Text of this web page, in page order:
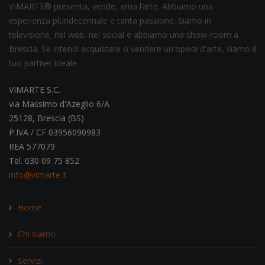
VIMARTE® presenta, vende, ama l’arte. Abbiamo una
esperienza pluridecennale e tanta passione. Siamo in
televisione, nel web, nei social e abbiamo una show-room a
Brescia. Se intendi acquistare o vendere un'opera d'arte, siamo il
tuo partner ideale.
VIMARTE S.C.
via Massimo d'Azeglio 6/A
25128, Brescia (BS)
P.IVA / CF 03956090983
REA 577079
Tel. 030 09 75 852
info@vimarte.it
Home
Chi siamo
Servizi